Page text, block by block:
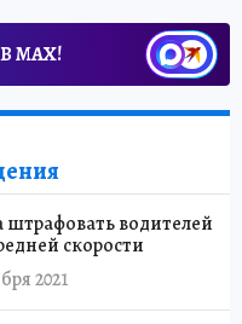
МАХ!
водителей
скорости
2021